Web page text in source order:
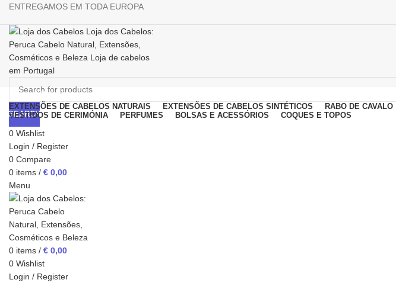
ENTREGAMOS EM TODA EUROPA
SEARCH
0 Wishlist
Login / Register
0 Compare
0 items / € 0,00
Menu
0 items / € 0,00
0 Wishlist
Login / Register
Browse Categories
EXTENSÕES DE CABELOS NATURAIS EXTENSÕES DE CABELOS SINTÉTICOS RABO DE CAVALO
VESTIDOS DE CERIMÓNIA
PERFUMES BOLSAS E ACESSÓRIOS COQUES E TOPOS